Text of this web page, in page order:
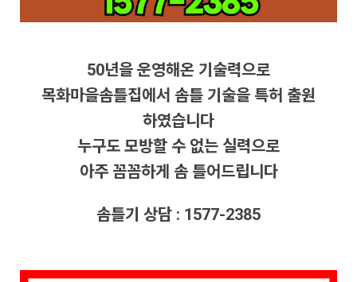
50년을 운영해온 기술력으로
목화마을솜틀집에서 솜틀 기술을 특허 출원
하였습니다
누구도 모방할 수 없는 실력으로
아주 꼼꼼하게 솜 틀어드립니다
솜틀기 상담 : 1577-2385